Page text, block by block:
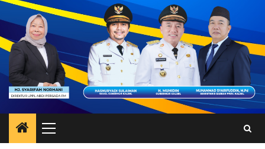
Primary
Menu